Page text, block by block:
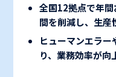
全国12拠点で年
間を削減し、生産
ヒューマンエラ
り、業務効率が向